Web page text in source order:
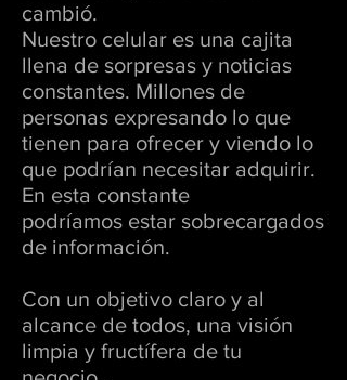
cambió.
Nuestro celular es una cajita
llena de sorpresas y noticias
constantes. Millones de
personas expresando lo que
tienen para ofrecer y viendo lo
que podrían necesitar adquirir.
En esta constante
podríamos estar sobrecargados
de información.
Con un objetivo claro y al
alcance de todos, una visión
limpia y fructífera de tu